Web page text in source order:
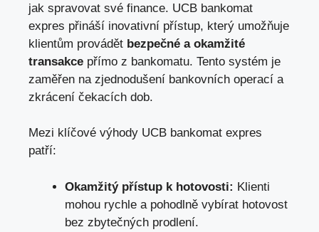
jak spravovat své finance. UCB bankomat
expres přináší inovativní přístup, který umožňuje
klientům provádět bezpečné a okamžité
transakce přímo z bankomatu. Tento systém je
zaměřen na zjednodušení bankovních operací a
zkrácení čekacích dob.
Mezi klíčové výhody UCB bankomat expres
patří:
Okamžitý přístup k hotovosti: Klienti
mohou rychle a pohodlně vybírat hotovost
bez zbytečných prodlení.